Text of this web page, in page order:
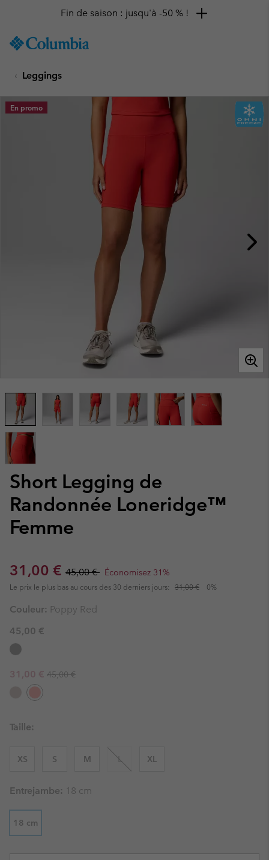
TO
SKIP
MAIN
NAV
Fin de saison : jusqu'à -50 % !
Leggings
Short Legging de
Randonnée Loneridge™
Femme
Sale price:
31,00 € Regular price:
45,00 € Économisez 31%
Le prix le plus bas au cours des 30 derniers jours: 31,00 € 0%
En promo
Couleur: Poppy Red
45,00 €
Sale price:
31,00 € Regular price:
45,00 €
Taille:
XS S M L XL
Entrejambe: 18 cm
18 cm